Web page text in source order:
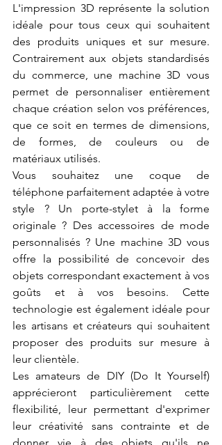
L'impression 3D représente la solution
idéale pour tous ceux qui souhaitent
des produits uniques et sur mesure.
Contrairement aux objets standardisés
du commerce, une machine 3D vous
permet de personnaliser entièrement
chaque création selon vos préférences,
que ce soit en termes de dimensions,
de formes, de couleurs ou de
matériaux utilisés.
Vous souhaitez une coque de
téléphone parfaitement adaptée à votre
style ? Un porte-stylet à la forme
originale ? Des accessoires de mode
personnalisés ? Une machine 3D vous
offre la possibilité de concevoir des
objets correspondant exactement à vos
goûts et à vos besoins. Cette
technologie est également idéale pour
les artisans et créateurs qui souhaitent
proposer des produits sur mesure à
leur clientèle.
Les amateurs de DIY (Do It Yourself)
apprécieront particulièrement cette
flexibilité, leur permettant d'exprimer
leur créativité sans contrainte et de